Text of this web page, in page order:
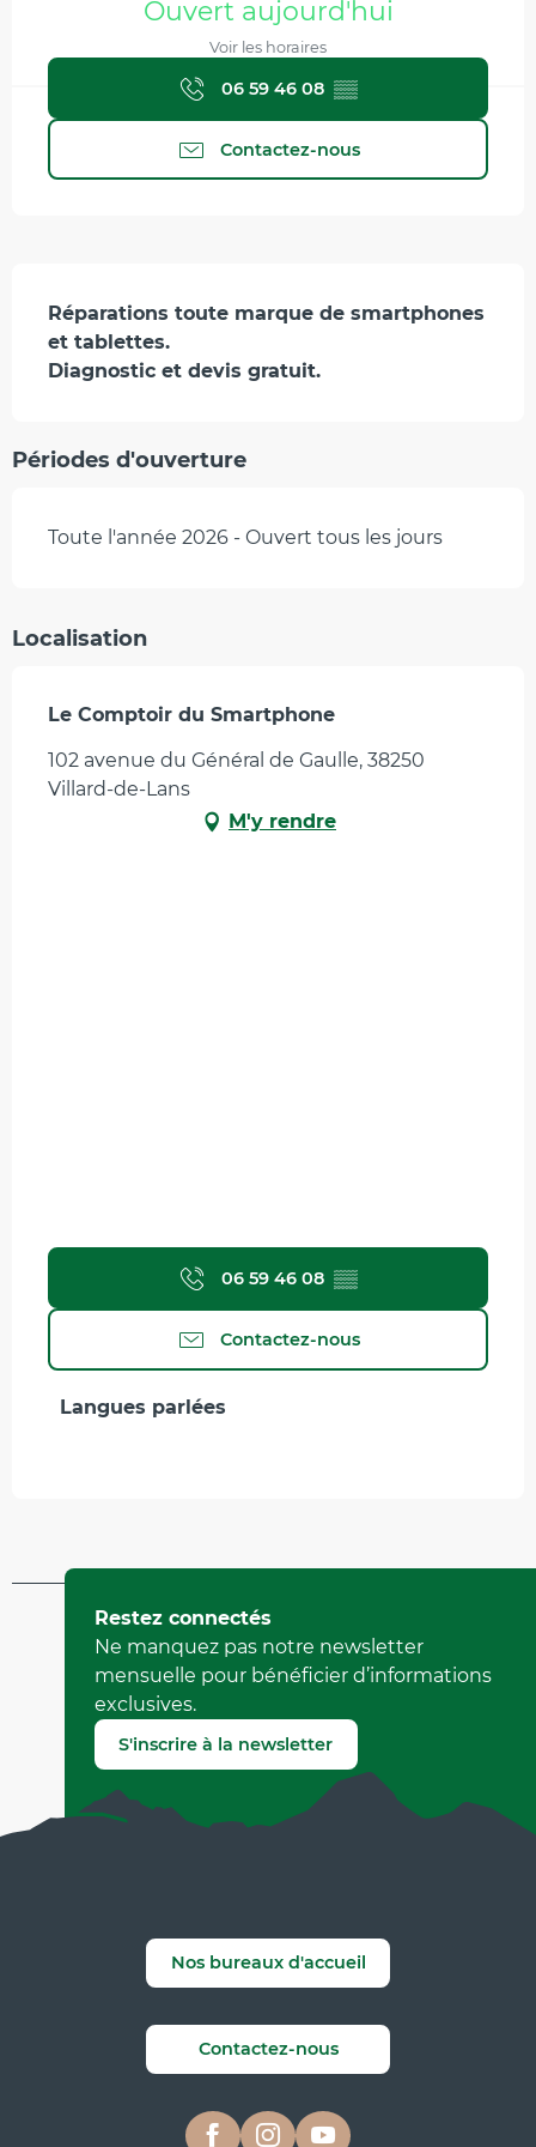
Ouvert aujourd'hui
Voir les horaires
06 59 46 08 ▒▒
Contactez-nous
Description
Réparations toute marque de smartphones
et tablettes.
Diagnostic et devis gratuit.
Périodes d'ouverture
Toute l'année 2026 - Ouvert tous les jours
Localisation
Le Comptoir du Smartphone
102 avenue du Général de Gaulle, 38250
Villard-de-Lans
M'y rendre
06 59 46 08 ▒▒
Contactez-nous
Langues parlées
Langues parlées
Mis à jour le 08 avril 2026 à 14:56
par Office Municipal de Tourisme de Villard-de-Lans
(Identifiant de l'offre :5137471)
Signaler une erreur
Restez connectés
Ne manquez pas notre newsletter
mensuelle pour bénéficier d’informations
exclusives.
S'inscrire à la newsletter
Nos bureaux d'accueil
Contactez-nous